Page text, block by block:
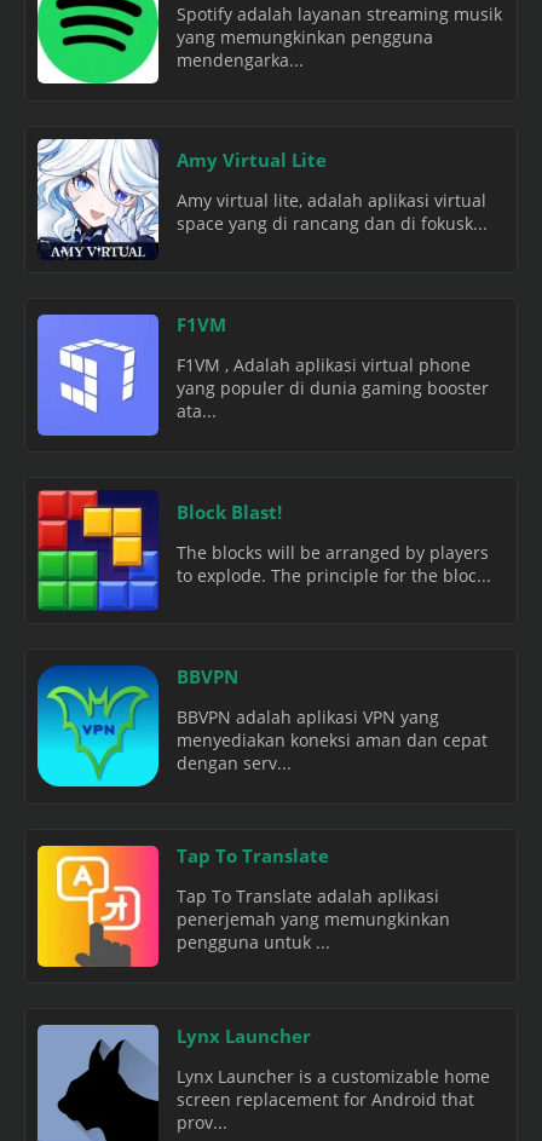
Spotify adalah layanan streaming musik
yang memungkinkan pengguna
mendengarka...
Amy Virtual Lite
Amy virtual lite, adalah aplikasi virtual
space yang di rancang dan di fokusk...
F1VM
F1VM , Adalah aplikasi virtual phone
yang populer di dunia gaming booster
ata...
Block Blast!
The blocks will be arranged by players
to explode. The principle for the bloc...
BBVPN
BBVPN adalah aplikasi VPN yang
menyediakan koneksi aman dan cepat
dengan serv...
Tap To Translate
Tap To Translate adalah aplikasi
penerjemah yang memungkinkan
pengguna untuk ...
Lynx Launcher
Lynx Launcher is a customizable home
screen replacement for Android that
prov...